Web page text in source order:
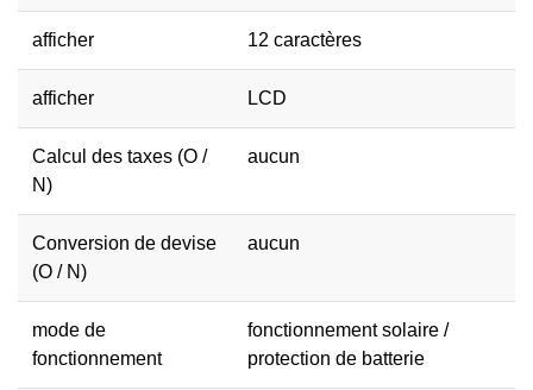
afficher 12 caractères
afficher LCD
Calcul des taxes (O /
N)
aucun
Conversion de devise
(O / N)
aucun
mode de
fonctionnement
fonctionnement solaire /
protection de batterie